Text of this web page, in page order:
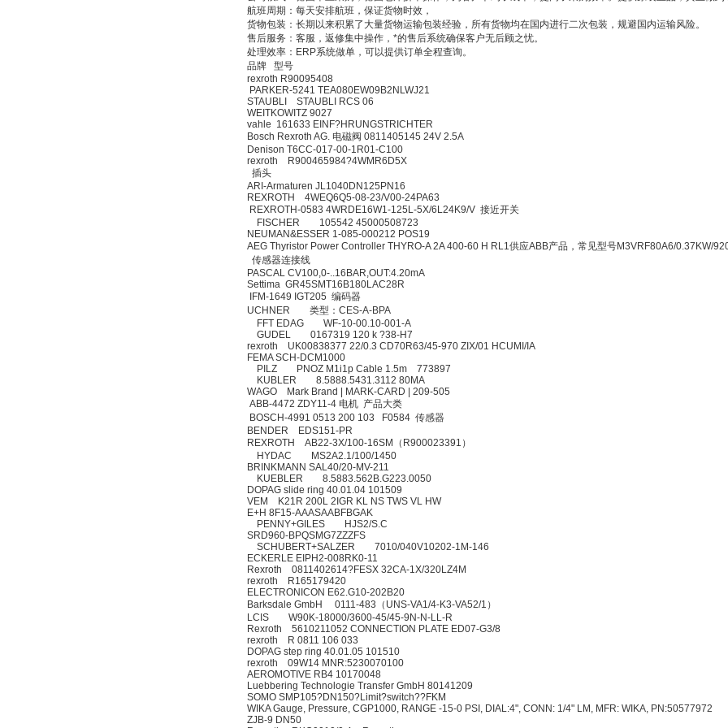
航班周期：每天安排航班，保证货物时效，
货物包装：长期以来积累了大量货物运输包装经验，所有货物均在国内进行二次包装，规避国内运输风险。
售后服务：客服，返修集中操作，*的售后系统确保客户无后顾之忧。
处理效率：ERP系统做单，可以提供订单全程查询。
品牌 型号
rexroth R90095408
PARKER-5241 TEA080EW09B2NLWJ21
STAUBLI STAUBLI RCS 06
WEITKOWITZ 9027
vahle 161633 EINF?HRUNGSTRICHTER
Bosch Rexroth AG. 电磁阀 0811405145 24V 2.5A
Denison T6CC-017-00-1R01-C100
rexroth R900465984?4WMR6D5X
插头
ARI-Armaturen JL1040DN125PN16
REXROTH 4WEQ6Q5-08-23/V00-24PA63
REXROTH-0583 4WRDE16W1-125L-5X/6L24K9/V 接近开关
FISCHER 105542 45000508723
NEUMAN&ESSER 1-085-000212 POS19
AEG Thyristor Power Controller THYRO-A 2A 400-60 H RL1供应ABB产品，常见型号M3VRF80A6/
传感器连接线
PASCAL CV100,0-..16BAR,OUT:4.20mA
Settima GR45SMT16B180LAC28R
IFM-1649 IGT205 编码器
UCHNER 类型：CES-A-BPA
FFT EDAG WF-10-00.10-001-A
GUDEL 0167319 120 k ?38-H7
rexroth UK00838377 22/0.3 CD70R63/45-970 ZIX/01 HCUMI/IA
FEMA SCH-DCM1000
PILZ PNOZ M1i1p Cable 1.5m 773897
KUBLER 8.5888.5431.3112 80MA
WAGO Mark Brand | MARK-CARD | 209-505
ABB-4472 ZDY11-4 电机 产品大类
BOSCH-4991 0513 200 103 F0584 传感器
BENDER EDS151-PR
REXROTH AB22-3X/100-16SM（R900023391）
HYDAC MS2A2.1/100/1450
BRINKMANN SAL40/20-MV-211
KUEBLER 8.5883.562B.G223.0050
DOPAG slide ring 40.01.04 101509
VEM K21R 200L 2IGR KL NS TWS VL HW
E+H 8F15-AAASAABFBGAK
PENNY+GILES HJS2/S.C
SRD960-BPQSMG7ZZZFS
SCHUBERT+SALZER 7010/040V10202-1M-146
ECKERLE EIPH2-008RK0-11
Rexroth 0811402614?FESX 32CA-1X/320LZ4M
rexroth R165179420
ELECTRONICON E62.G10-202B20
Barksdale GmbH 0111-483（UNS-VA1/4-K3-VA52/1）
LCIS W90K-18000/3600-45/45-9N-N-LL-R
Rexroth 5610211052 CONNECTION PLATE ED07-G3/8
rexroth R 0811 106 033
DOPAG step ring 40.01.05 101510
rexroth 09W14 MNR:5230070100
AEROMOTIVE RB4 10170048
Luebbering Technologie Transfer GmbH 80141209
SOMO SMP105?DN150?Limit?switch??FKM
WIKA Gauge, Pressure, CGP1000, RANGE -15-0 PSI, DIAL:4", CONN: 1/4" LM, MFR: WIKA,
ZJB-9 DN50